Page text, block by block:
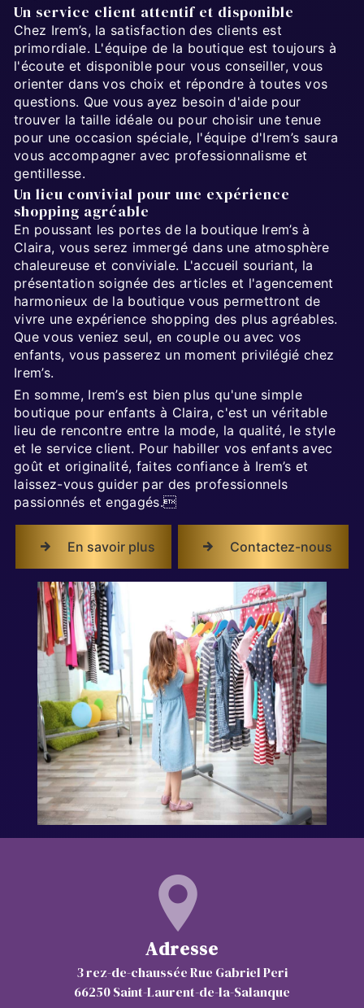
Un service client attentif et disponible
Chez Irem’s, la satisfaction des clients est
primordiale. L'équipe de la boutique est toujours à
l'écoute et disponible pour vous conseiller, vous
orienter dans vos choix et répondre à toutes vos
questions. Que vous ayez besoin d'aide pour
trouver la taille idéale ou pour choisir une tenue
pour une occasion spéciale, l'équipe d'Irem’s saura
vous accompagner avec professionnalisme et
gentillesse.
Un lieu convivial pour une expérience
shopping agréable
En poussant les portes de la boutique Irem’s à
Claira, vous serez immergé dans une atmosphère
chaleureuse et conviviale. L'accueil souriant, la
présentation soignée des articles et l'agencement
harmonieux de la boutique vous permettront de
vivre une expérience shopping des plus agréables.
Que vous veniez seul, en couple ou avec vos
enfants, vous passerez un moment privilégié chez
Irem’s.
En somme, Irem’s est bien plus qu'une simple
boutique pour enfants à Claira, c'est un véritable
lieu de rencontre entre la mode, la qualité, le style
et le service client. Pour habiller vos enfants avec
goût et originalité, faites confiance à Irem’s et
laissez-vous guider par des professionnels
passionnés et engagés.
En savoir plus Contactez-nous
Adresse
3 rez-de-chaussée Rue Gabriel Peri
66250 Saint-Laurent-de-la-Salanque